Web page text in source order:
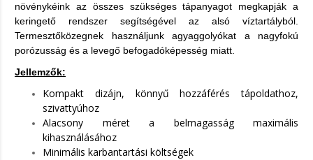
növénykéink az összes szükséges tápanyagot megkapják a
keringető rendszer segítségével az alsó víztartályból.
Termesztőközegnek használjunk agyaggolyókat a nagyfokú
porózusság és a levegő befogadóképesség miatt.
Jellemzők:
Kompakt dizájn, könnyű hozzáférés tápoldathoz,
szivattyúhoz
Alacsony méret a belmagasság maximális
kihasználásához
Minimális karbantartási költségek